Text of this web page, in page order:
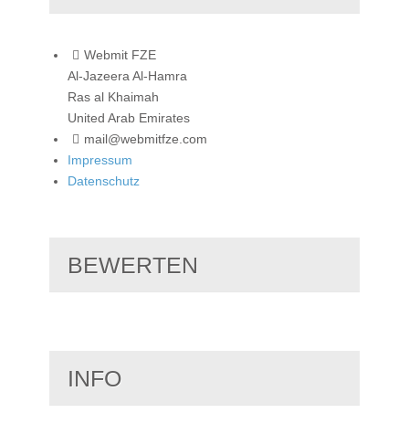
Webmit FZE
Al-Jazeera Al-Hamra
Ras al Khaimah
United Arab Emirates
mail@webmitfze.com
Impressum
Datenschutz
BEWERTEN
INFO